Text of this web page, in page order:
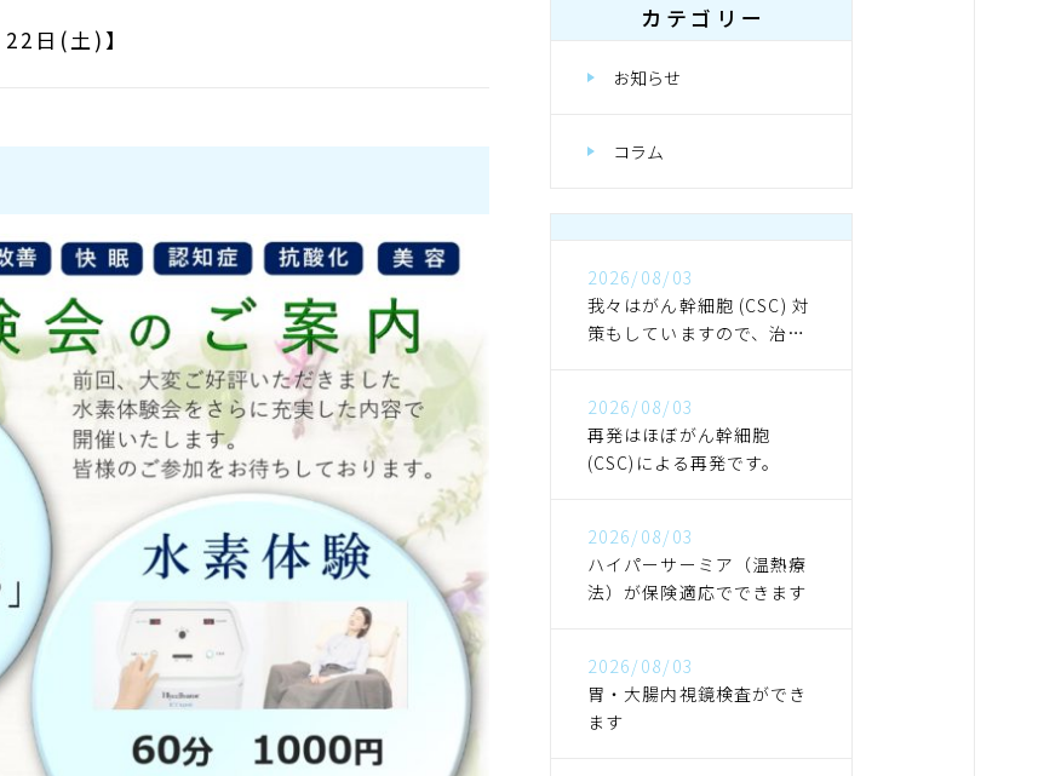
日(土)】
カテゴリー
お知らせ
コラム
2026/08/03
我々はがん幹細胞 (CSC) 対
策もしていますので、治っ
2026/08/03
再発はほぼがん幹細胞
(CSC)による再発です。
2026/08/03
ハイパーサーミア（温熱療
法）が保険適応でできます
2026/08/03
胃・大腸内視鏡検査ができ
ます